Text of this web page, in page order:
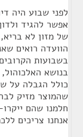
לפני שבוע היה
אפשר להגיד
של מזון לא
הוועדה רואים
בשבועות
בנושא
כולל הגבלה על
שהמוצר מזיק
חלמנו שהם
אנחנו צריכים